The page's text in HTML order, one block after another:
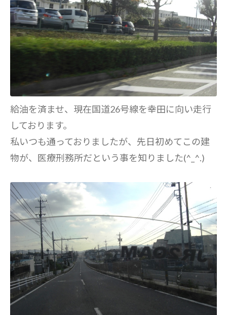
給油を済ませ、現在国道26号線を幸田に向い走行
しております。
私いつも通っておりましたが、先日初めてこの建
物が、医療刑務所だという事を知りました(^_^.)